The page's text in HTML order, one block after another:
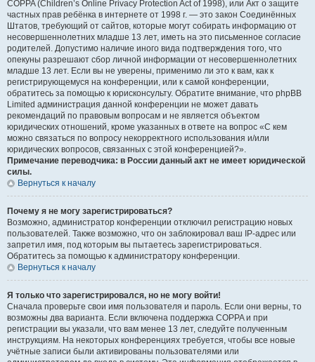
COPPA (Children’s Online Privacy Protection Act of 1998), или Акт о защите
частных прав ребёнка в интернете от 1998 г. — это закон Соединённых
Штатов, требующий от сайтов, которые могут собирать информацию от
несовершеннолетних младше 13 лет, иметь на это письменное согласие
родителей. Допустимо наличие иного вида подтверждения того, что
опекуны разрешают сбор личной информации от несовершеннолетних
младше 13 лет. Если вы не уверены, применимо ли это к вам, как к
регистрирующемуся на конференции, или к самой конференции,
обратитесь за помощью к юрисконсульту. Обратите внимание, что phpBB
Limited администрация данной конференции не может давать
рекомендаций по правовым вопросам и не является объектом
юридических отношений, кроме указанных в ответе на вопрос «С кем
можно связаться по вопросу некорректного использования и/или
юридических вопросов, связанных с этой конференцией?».
Примечание переводчика: в России данный акт не имеет юридической
силы.
Вернуться к началу
Почему я не могу зарегистрироваться?
Возможно, администратор конференции отключил регистрацию новых
пользователей. Также возможно, что он заблокировал ваш IP-адрес или
запретил имя, под которым вы пытаетесь зарегистрироваться.
Обратитесь за помощью к администратору конференции.
Вернуться к началу
Я только что зарегистрировался, но не могу войти!
Сначала проверьте свои имя пользователя и пароль. Если они верны, то
возможны два варианта. Если включена поддержка COPPA и при
регистрации вы указали, что вам менее 13 лет, следуйте полученным
инструкциям. На некоторых конференциях требуется, чтобы все новые
учётные записи были активированы пользователями или